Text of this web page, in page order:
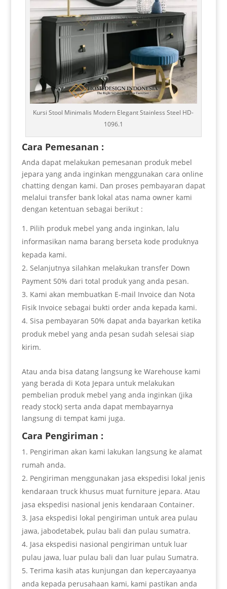
Kursi Stool Minimalis Modern Elegant Stainless Steel HD-
1096.1
Cara Pemesanan :
Anda dapat melakukan pemesanan produk mebel
jepara yang anda inginkan menggunakan cara online
chatting dengan kami. Dan proses pembayaran dapat
melalui transfer bank lokal atas nama owner kami
dengan ketentuan sebagai berikut :
Pilih produk mebel yang anda inginkan, lalu
informasikan nama barang berseta kode produknya
kepada kami.
Selanjutnya silahkan melakukan transfer Down
Payment 50% dari total produk yang anda pesan.
Kami akan membuatkan E-mail Invoice dan Nota
Fisik Invoice sebagai bukti order anda kepada kami.
Sisa pembayaran 50% dapat anda bayarkan ketika
produk mebel yang anda pesan sudah selesai siap
kirim.
Atau anda bisa datang langsung ke Warehouse kami
yang berada di Kota Jepara untuk melakukan
pembelian produk mebel yang anda inginkan (jika
ready stock) serta anda dapat membayarnya
langsung di tempat kami juga.
Cara Pengiriman :
Pengiriman akan kami lakukan langsung ke alamat
rumah anda.
Pengiriman menggunakan jasa ekspedisi lokal jenis
kendaraan truck khusus muat furniture jepara. Atau
jasa ekspedisi nasional jenis kendaraan Container.
Jasa ekspedisi lokal pengiriman untuk area pulau
jawa, jabodetabek, pulau bali dan pulau sumatra.
Jasa ekspedisi nasional pengiriman untuk luar
pulau jawa, luar pulau bali dan luar pulau Sumatra.
Terima kasih atas kunjungan dan kepercayaanya
anda kepada perusahaan kami, kami pastikan anda